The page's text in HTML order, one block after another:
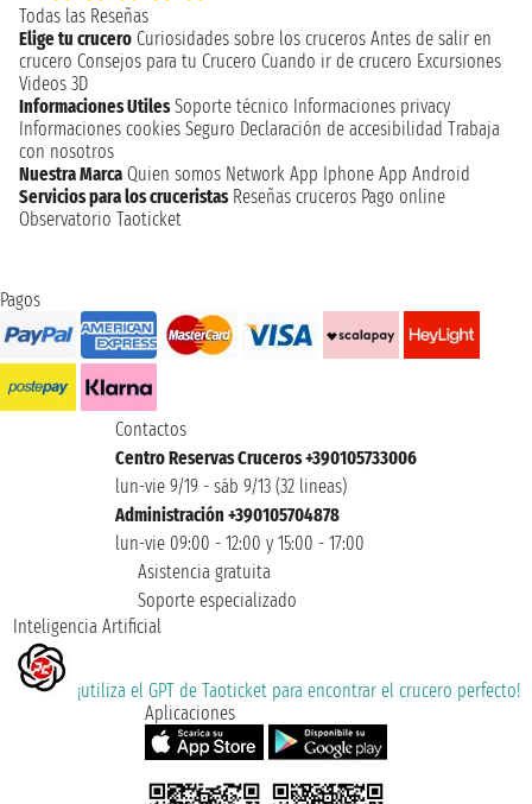
Todas las Reseñas
Elige tu crucero Curiosidades sobre los cruceros Antes de salir en
crucero Consejos para tu Crucero Cuando ir de crucero Excursiones
Videos 3D
Informaciones Utiles Soporte técnico Informaciones privacy
Informaciones cookies Seguro Declaración de accesibilidad Trabaja
con nosotros
Nuestra Marca Quien somos Network App Iphone App Android
Servicios para los cruceristas Reseñas cruceros Pago online
Observatorio Taoticket
Pagos
Contactos
Centro Reservas Cruceros +390105733006
lun-vie 9/19 - sáb 9/13 (32 lineas)
Administración +390105704878
lun-vie 09:00 - 12:00 y 15:00 - 17:00
Asistencia gratuita
Soporte especializado
Inteligencia Artificial
¡utiliza el GPT de Taoticket para encontrar el crucero perfecto!
Aplicaciones